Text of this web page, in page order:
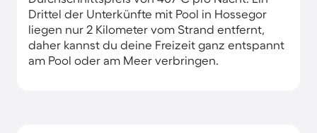
Drittel der Unterkünfte mit Pool in Hossegor
liegen nur 2 Kilometer vom Strand entfernt,
daher kannst du deine Freizeit ganz entspannt
am Pool oder am Meer verbringen.